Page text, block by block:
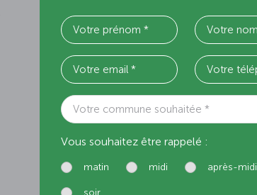
Votre commune souhaitée *
Vous souhaitez être rappelé :
matin midi après-midi